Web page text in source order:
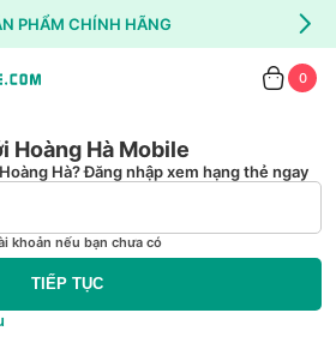
PHẨM CHÍNH HÃNG
0
Hoàng Hà Mobile
Hà? Đăng nhập xem hạng thẻ ngay
khoản nếu bạn chưa có
TIẾP TỤC